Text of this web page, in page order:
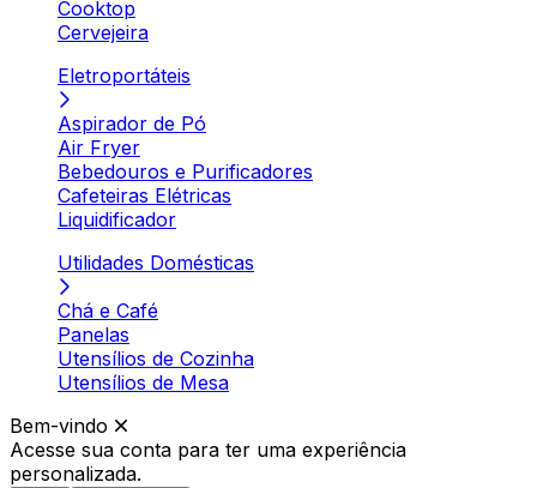
Cooktop
Cervejeira
Eletroportáteis
Aspirador de Pó
Air Fryer
Bebedouros e Purificadores
Cafeteiras Elétricas
Liquidificador
Utilidades Domésticas
Chá e Café
Panelas
Utensílios de Cozinha
Utensílios de Mesa
Bem-vindo
Acesse sua conta para ter uma experiência
personalizada.